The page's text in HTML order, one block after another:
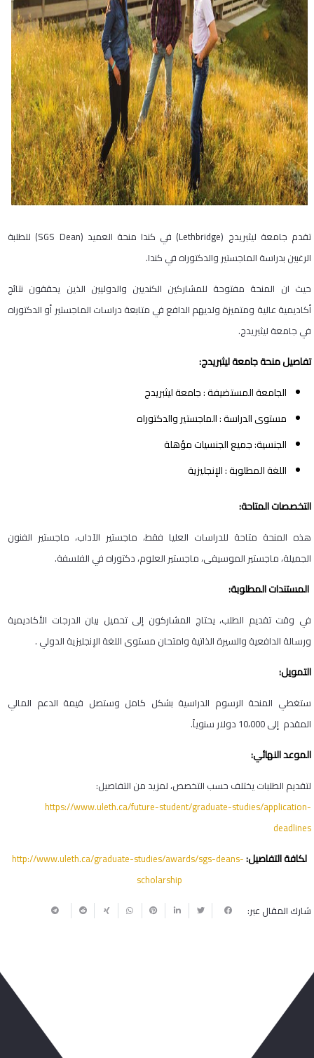
تقدم جامعة ليثبريدج (Lethbridge) في كندا منحة العميد (SGS Dean) للطلبة
الرغبين بدراسة الماجستير والدكتوراه في كندا.
حيث ان المنحة مفتوحة للمشاركين الكنديين والدوليين الذين يحققون نتائج
أكاديمية عالية ومتميزة ولديهم الدافع في متابعة دراسات الماجستير أو الدكتوراه
في جامعة ليثبريدج.
تفاصيل منحة جامعة ليثبريدج:
الجامعة المستضيفة : جامعة ليثبريدج
مستوى الدراسة : الماجستير والدكتوراه
الجنسية: جميع الجنسيات مؤهلة
اللغة المطلوبة : الإنجليزية
التخصصات المتاحة:
هذه المنحة متاحة للدراسات العليا فقط، ماجستير الآداب، ماجستير الفنون
الجميلة، ماجستير الموسيقى، ماجستير العلوم، دكتوراه في الفلسفة.
المستندات المطلوبة:
في وقت تقديم الطلب، يحتاج المشاركون إلى تحميل بيان الدرجات الأكاديمية
ورسالة الدافعية والسيرة الذاتية وامتحان مستوى اللغة الإنجليزية الدولي .
التمويل:
ستغطي المنحة الرسوم الدراسية بشكل كامل وستصل قيمة الدعم المالي
المقدم إلى 10،000 دولار سنوياً.
الموعد النهائي:
لتقديم الطلبات يختلف حسب التخصص، لمزيد من التفاصيل:
https://www.uleth.ca/future-student/graduate-studies/application-
deadlines
لكافة التفاصيل: http://www.uleth.ca/graduate-studies/awards/sgs-deans-
scholarship
شارك المقال عبر: